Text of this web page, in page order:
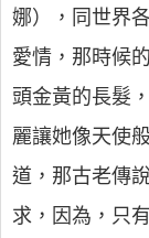
娜），同世界
愛情，那時候
頭金黃的長髮
麗讓她像天使
道，那古老傳
求，因為，只